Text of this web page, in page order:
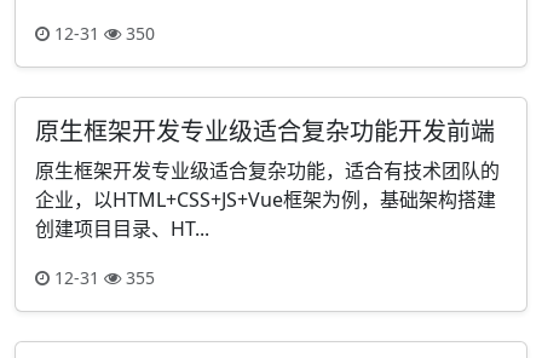
12-31 350
原生框架开发专业级适合复杂功能开发前端
原生框架开发专业级适合复杂功能，适合有技术团队的
企业，以HTML+CSS+JS+Vue框架为例，基础架构搭建
创建项目目录、HT...
12-31 355